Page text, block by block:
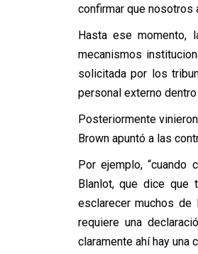
confirmar que nosotros
Hasta ese momento,
mecanismos
solicitada por los
personal externo
Posteriormente
Brown apuntó a las
Por ejemplo, “cuando
Blanlot, que dice que
esclarecer muchos
requiere una
claramente ahí hay una